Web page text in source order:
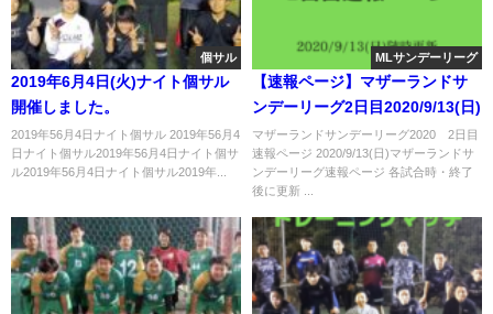
個サル
2019年6月4日(火)ナイト個サル
開催しました。
2019年56月4日ナイト個サル 2019年56月4
日ナイト個サル2019年56月4日ナイト個サ
ル2019年56月4日ナイト個サル2019年...
MLサンデーリーグ
【速報ページ】マザーランドサ
ンデーリーグ2日目2020/9/13(日)
マザーランドサンデーリーグ2020 2日目
速報ページ 2020/9/13(日)マザーランドサ
ンデーリーグ速報ページ 各試合時・終了
後に更新 ...